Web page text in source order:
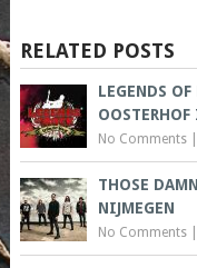
RELATED POSTS
LEGENDS
No Comments|
THOSE
NIJMEGEN
No Comments|